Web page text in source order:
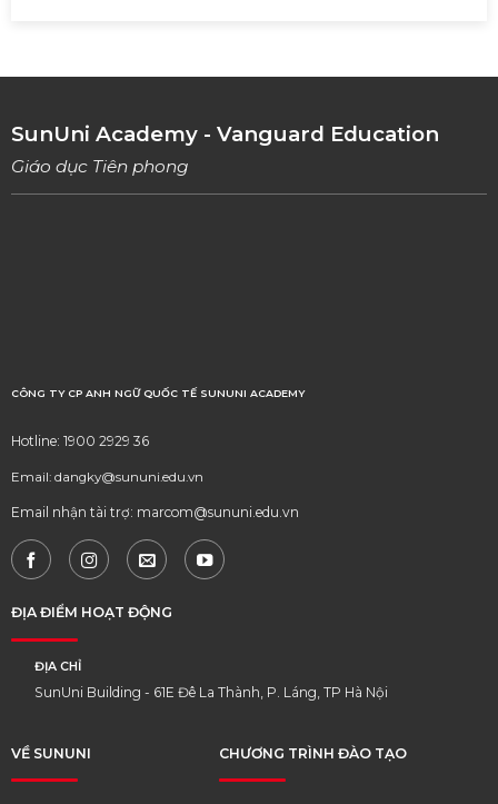
SunUni Academy - Vanguard Education
Giáo dục Tiên phong
CÔNG TY CP ANH NGỮ QUỐC TẾ SUNUNI ACADEMY
Hotline: 1900 2929 36
Email: dangky@sununi.edu.vn
Email nhận tài trợ: marcom@sununi.edu.vn
VỀ SUNUNI
ĐỊA ĐIỂM HOẠT ĐỘNG
ĐỊA CHỈ
SunUni Building - 61E Đê La Thành, P. Láng, TP Hà Nội
CHƯƠNG TRÌNH ĐÀO TẠO